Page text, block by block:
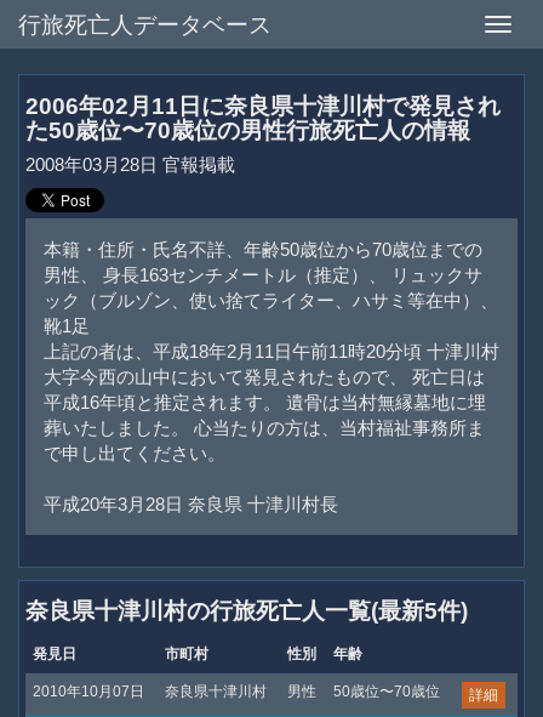
Toggle
行旅死亡人データベース
2006年02月11日に奈良県十津川村で発見され
た50歳位〜70歳位の男性行旅死亡人の情報
2008年03月28日 官報掲載
本籍・住所・氏名不詳、年齢50歳位から70歳位までの
男性、 身長163センチメートル（推定）、 リュックサ
ック（ブルゾン、使い捨てライター、ハサミ等在中）、
靴1足
上記の者は、平成18年2月11日午前11時20分頃 十津川村
大字今西の山中において発見されたもので、 死亡日は
平成16年頃と推定されます。 遺骨は当村無縁墓地に埋
葬いたしました。 心当たりの方は、当村福祉事務所ま
で申し出てください。
平成20年3月28日 奈良県 十津川村長
奈良県十津川村の行旅死亡人一覧(最新5件)
発見日 市町村 性別 年齢
2010年10月07日 奈良県十津川村 男性 50歳位〜70歳位 詳細